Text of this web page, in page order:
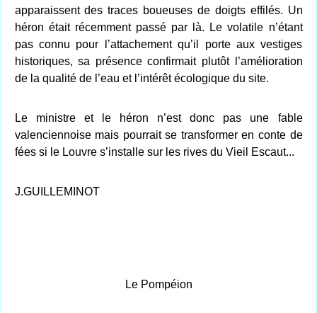
apparaissent des traces boueuses de doigts effilés. Un
héron était récemment passé par là. Le volatile n’étant
pas connu pour l’attachement qu’il porte aux vestiges
historiques, sa présence confirmait plutôt l’amélioration
de la qualité de l’eau et l’intérêt écologique du site.
Le ministre et le héron n’est donc pas une fable
valenciennoise mais pourrait se transformer en conte de
fées si le Louvre s’installe sur les rives du Vieil Escaut...
J.GUILLEMINOT
Le Pompéion